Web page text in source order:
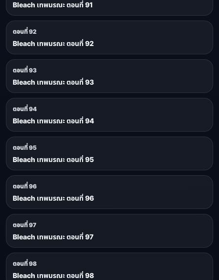
Bleach เทพมรณะ ตอนที่ 91
ตอนที่ 92
Bleach เทพมรณะ ตอนที่ 92
ตอนที่ 93
Bleach เทพมรณะ ตอนที่ 93
ตอนที่ 94
Bleach เทพมรณะ ตอนที่ 94
ตอนที่ 95
Bleach เทพมรณะ ตอนที่ 95
ตอนที่ 96
Bleach เทพมรณะ ตอนที่ 96
ตอนที่ 97
Bleach เทพมรณะ ตอนที่ 97
ตอนที่ 98
Bleach เทพมรณะ ตอนที่ 98